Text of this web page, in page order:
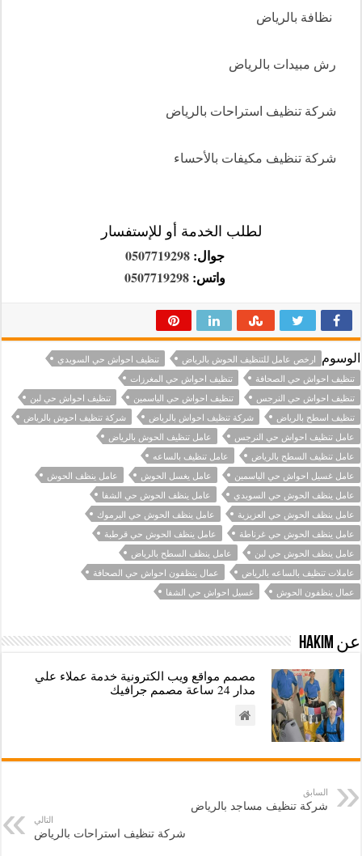
نظافة بالرياض
رش مبيدات بالرياض
شركة تنظيف استراحات بالرياض
شركة تنظيف مكيفات بالأحساء
لطلب الخدمة أو للإستفسار
جوال: 0507719298
واتس: 0507719298
الوسوم ارخص عامل للتنظيف الحوش بالرياض
تنظيف احواش حي السويدي
تنظيف احواش حي الصحافة
تنظيف احواش حي المغرزات
تنظيف احواش حي النرجس
تنظيف احواش حي الياسمين
تنظيف احواش حي لبن
تنظيف اسطح بالرياض
شركة تنظيف احواش بالرياض
شركة تنظيف احوش بالرياض
عامل تنظيف احواش حي النرجس
عامل تنظيف الحوش بالرياض
عامل تنظيف السطح بالرياض
عامل تنظيف بالساعه
عامل غسيل احواش حي الياسمين
عامل يغسل الحوش
عامل ينظف الحوش
عامل ينظف الحوش حي السويدي
عامل ينظف الحوش حي الشفا
عامل ينظف الحوش حي العزيزية
عامل ينظف الحوش حي اليرموك
عامل ينظف الحوش حي غرناطة
عامل ينظف الحوش حي قرطبة
عامل ينظف الحوش حي لبن
عامل ينظف السطح بالرياض
عاملات تنظيف بالساعه بالرياض
عمال ينظفون احواش حي الصحافة
عمال ينظفون الحوش
غسيل احواش حي الشفا
عن hakim
مصمم مواقع ويب الكترونية خدمة عملاء علي
مدار 24 ساعة مصمم جرافيك
السابق
شركة تنظيف مساجد بالرياض
التالي
شركة تنظيف استراحات بالرياض